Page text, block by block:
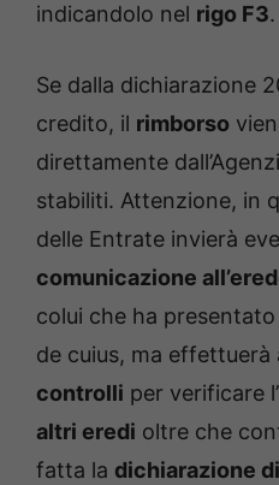
indicandolo nel rigo F3.
Se dalla dichiarazione
credito, il rimborso
direttamente
stabiliti. Attenzione, in
delle Entrate invierà
comunicazione
colui che ha
de cuius, ma effettuerà
controlli per verificare
altri eredi oltre che
fatta la dichiarazione